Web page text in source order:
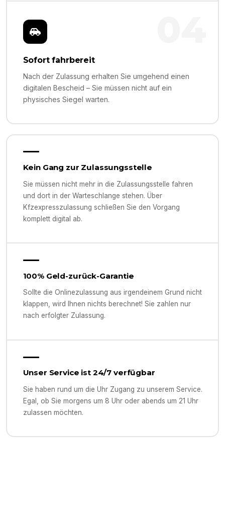
Sofort fahrbereit
Nach der Zulassung erhalten Sie umgehend einen
digitalen Bescheid – Sie müssen nicht auf ein
physisches Siegel warten.
Kein Gang zur Zulassungsstelle
Sie müssen nicht mehr in die Zulassungsstelle fahren
und dort in der Warteschlange stehen. Über
Kfzexpresszulassung schließen Sie den Vorgang
komplett digital ab.
100% Geld-zurück-Garantie
Sollte die Onlinezulassung aus irgendeinem Grund nicht
klappen, wird Ihnen nichts berechnet! Sie zahlen nur
nach erfolgter Zulassung.
Unser Service ist 24/7 verfügbar
Sie haben rund um die Uhr Zugang zu unserem Service.
Egal, ob Sie morgens um 8 Uhr oder abends um 21 Uhr
zulassen möchten.